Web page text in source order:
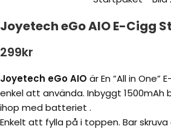
Joyetech eGo AIO E-Cigg
299kr
Joyetech eGo AIO är En ”All in One”
enkel att använda. Inbyggt 1500mAh
ihop med batteriet .
Enkelt att fylla på i toppen. Bar